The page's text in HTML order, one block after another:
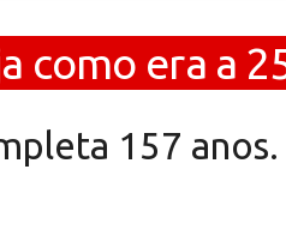
como era a
157 anos.